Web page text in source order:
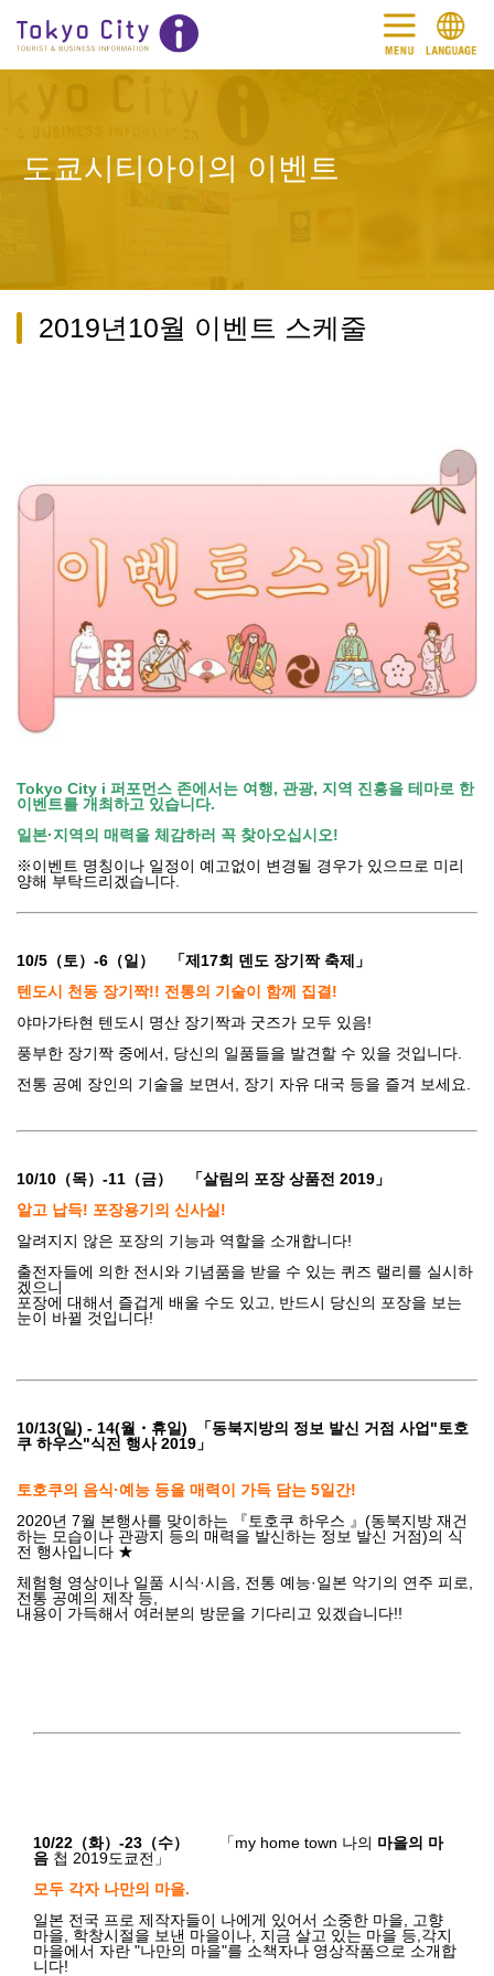
도쿄시티아이의 이벤트
2019년10월 이벤트 스케줄
Tokyo City i 퍼포먼스 존에서는 여행, 관광, 지역 진흥을 테마로 한
이벤트를 개최하고 있습니다.
일본·지역의 매력을 체감하러 꼭 찾아오십시오!
※이벤트 명칭이나 일정이 예고없이 변경될 경우가 있으므로 미리
양해 부탁드리겠습니다.
10/5（토）-6 （일） 「제17회 덴도 장기짝 축제」
텐도시 천동 장기짝!! 전통의 기술이 함께 집결!
야마가타현 텐도시 명산 장기짝과 굿즈가 모두 있음!
풍부한 장기짝 중에서, 당신의 일품들을 발견할 수 있을 것입니다.
전통 공예 장인의 기술을 보면서, 장기 자유 대국 등을 즐겨 보세요.
10/10（목）-11（금） 「살림의 포장 상품전 2019 」
알고 납득! 포장용기의 신사실!
알려지지 않은 포장의 기능과 역할을 소개합니다!
출전자들에 의한 전시와 기념품을 받을 수 있는 퀴즈 랠리를 실시하
겠으니
포장에 대해서 즐겁게 배울 수도 있고, 반드시 당신의 포장을 보는
눈이 바뀔 것입니다!
10/13(일) - 14(월・휴일)
「동북지방의 정보 발신 거점 사업"토호
쿠 하우스"식전 행사 2019 」
토호쿠의 음식·예능 등을 매력이 가득 담는 5일간!
2020년 7월 본행사를 맞이하는 『토호쿠 하우스 』(동북지방 재건
하는 모습이나 관광지 등의 매력을 발신하는 정보 발신 거점)의 식
전 행사입니다 ★
체험형 영상이나 일품 시식·시음, 전통 예능·일본 악기의 연주 피로,
전통 공예의 제작 등,
내용이 가득해서 여러분의 방문을 기다리고 있겠습니다!!
10/22（화）-23（수） 「my home town 나의 마을의 마
음 첩 2019도쿄전」
모두 각자 나만의 마을.
일본 전국 프로 제작자들이 나에게 있어서 소중한 마을, 고향
마을, 학창시절을 보낸 마을이나, 지금 살고 있는 마을 등,각지
마을에서 자란 "나만의 마을"를 소책자나 영상작품으로 소개합
니다!